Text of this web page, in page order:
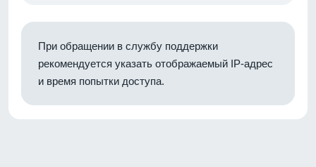
При обращении в службу поддержки
рекомендуется указать отображаемый IP-адрес
и время попытки доступа.